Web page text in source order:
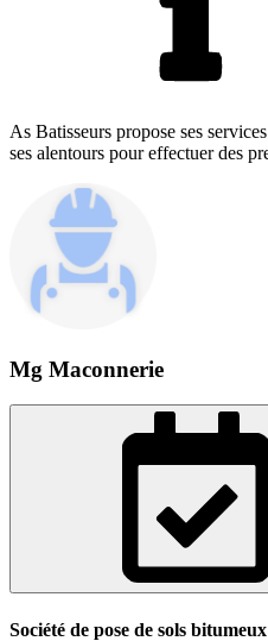
As Batisseurs propose ses
ses alentours pour effectuer des
Mg Maconnerie
Société de pose de sols